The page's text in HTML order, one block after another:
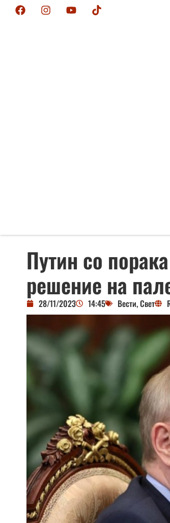
Путин со
решение на
28/11/2023 14:45 Вести,Свет